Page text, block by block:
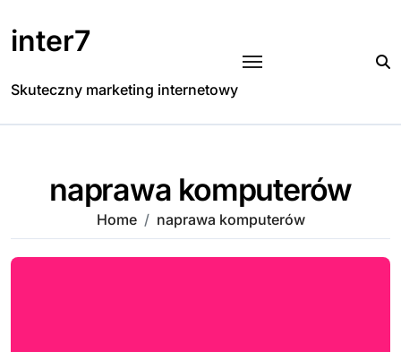
to
content
inter7
Skuteczny marketing internetowy
naprawa komputerów
Home naprawa komputerów